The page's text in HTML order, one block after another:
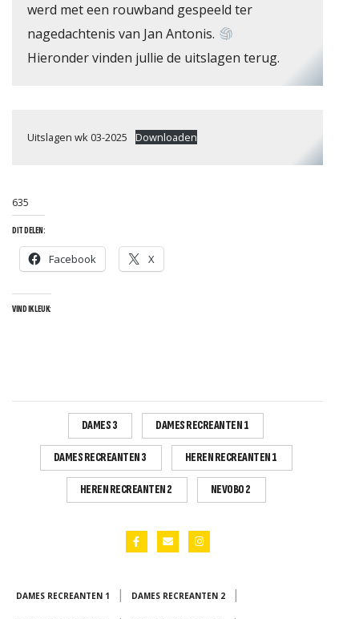
werd met een rouwband gespeeld ter
nagedachtenis van Jan Antonis.
Hieronder vinden jullie de uitslagen terug.
Uitslagen wk 03-2025 Downloaden
635
DIT DELEN:
Facebook X
VIND IK LEUK:
DAMES 3 DAMES RECREANTEN 1
DAMES RECREANTEN 3 HEREN RECREANTEN 1
HEREN RECREANTEN 2 NEVOBO 2
DAMES RECREANTEN 1 | DAMES RECREANTEN 2 |